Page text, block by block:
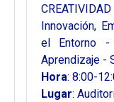
Innovación,
el Entorno -
Aprendizaje -
Hora: 8:00-
Lugar: